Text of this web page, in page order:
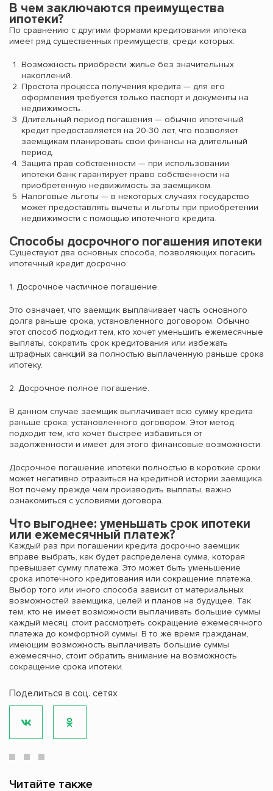
В чем заключаются преимущества
ипотеки?
По сравнению с другими формами кредитования ипотека
имеет ряд существенных преимуществ, среди которых:
Возможность приобрести жилье без значительных
накоплений.
Простота процесса получения кредита — для его
оформления требуется только паспорт и документы на
недвижимость.
Длительный период погашения — обычно ипотечный
кредит предоставляется на 20-30 лет, что позволяет
заемщикам планировать свои финансы на длительный
период.
Защита прав собственности — при использовании
ипотеки банк гарантирует право собственности на
приобретенную недвижимость за заемщиком.
Налоговые льготы — в некоторых случаях государство
может предоставлять вычеты и льготы при приобретении
недвижимости с помощью ипотечного кредита.
Способы досрочного погашения ипотеки
Существуют два основных способа, позволяющих погасить
ипотечный кредит досрочно:
1. Досрочное частичное погашение.
Это означает, что заемщик выплачивает часть основного
долга раньше срока, установленного договором. Обычно
этот способ подходит тем, кто хочет уменьшить ежемесячные
выплаты, сократить срок кредитования или избежать
штрафных санкций за полностью выплаченную раньше срока
ипотеку.
2. Досрочное полное погашение.
В данном случае заемщик выплачивает всю сумму кредита
раньше срока, установленного договором. Этот метод
подходит тем, кто хочет быстрее избавиться от
задолженности и имеет для этого финансовые возможности.
Досрочное погашение ипотеки полностью в короткие сроки
может негативно отразиться на кредитной истории заемщика.
Вот почему прежде чем производить выплаты, важно
ознакомиться с условиями договора.
Что выгоднее: уменьшать срок ипотеки
или ежемесячный платеж?
Каждый раз при погашении кредита досрочно заемщик
вправе выбрать, как будет распределена сумма, которая
превышает сумму платежа. Это может быть уменьшение
срока ипотечного кредитования или сокращение платежа.
Выбор того или иного способа зависит от материальных
возможностей заемщика, целей и планов на будущее. Так
тем, кто не имеет возможности выплачивать большие суммы
каждый месяц, стоит рассмотреть сокращение ежемесячного
платежа до комфортной суммы. В то же время гражданам,
имеющим возможность выплачивать большие суммы
ежемесячно, стоит обратить внимание на возможность
сокращение срока ипотеки.
Поделиться в соц. сетях
Читайте также